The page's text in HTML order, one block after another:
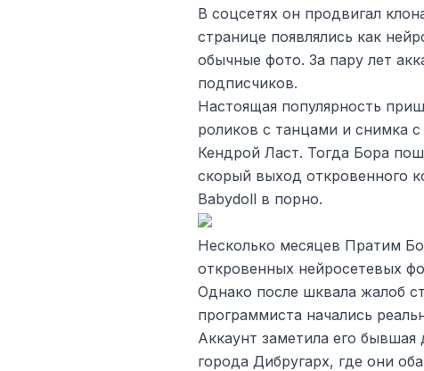
В соцсетях он продвигал
странице появлялись как
обычные фото. За пару лет
подписчиков.
Настоящая популярность
роликов с танцами и снимка
Кендрой Ласт. Тогда Бора
скорый выход откровенного
Babydoll в порно.
Несколько месяцев Пратим
откровенных нейросетевых
Однако после шквала жалоб
программиста начались
Аккаунт заметила его
города Дибругарх, где они